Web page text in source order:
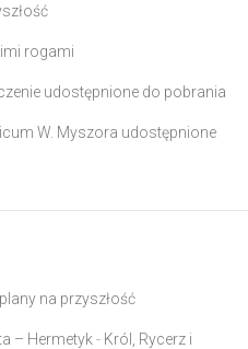
rogami
udostępnione do pobrania
W. Myszora udostępnione
na przyszłość
– Hermetyk - Król, Rycerz i